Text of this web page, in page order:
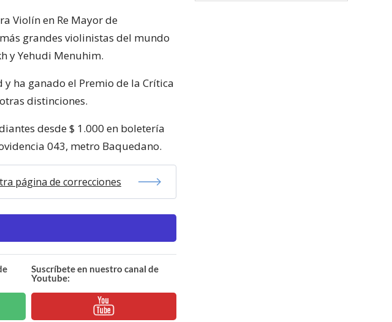
Violín en Re Mayor de
grandes violinistas del mundo
y Yehudi Menuhim.
y ha ganado el Premio de la Crítica
distinciones.
desde $ 1.000 en boletería
043, metro Baquedano.
página de correcciones
Suscríbete en nuestro canal de
Youtube: